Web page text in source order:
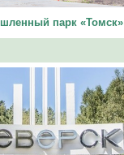
парк «Томск»